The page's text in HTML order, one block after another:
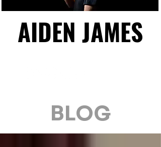
AIDEN JAMES
AIDEN JAMES
BLOG